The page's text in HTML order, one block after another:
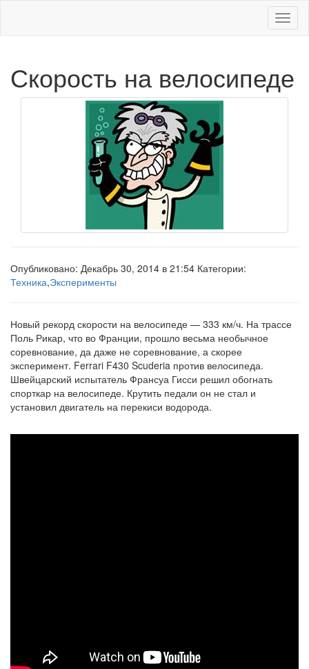
Меню
Скорость на велосипеде
Опубликовано: Декабрь 30, 2014 в 21:54 Категории:
Техника,Эксперименты
Новый рекорд скорости на велосипеде — 333 км/ч. На трассе
Поль Рикар, что во Франции, прошло весьма необычное
соревнование, да даже не соревнование, а скорее
эксперимент. Ferrari F430 Scuderia против велосипеда.
Швейцарский испытатель Франсуа Гисси решил обогнать
спорткар на велосипеде. Крутить педали он не стал и
установил двигатель на перекиси водорода.